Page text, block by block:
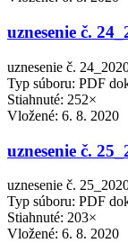
uznesenie č.
uznesenie č.
Typ súboru: PDF
Stiahnuté: 252×
Vložené: 6. 8. 2020
uznesenie č.
uznesenie č.
Typ súboru: PDF
Stiahnuté: 203×
Vložené: 6. 8. 2020